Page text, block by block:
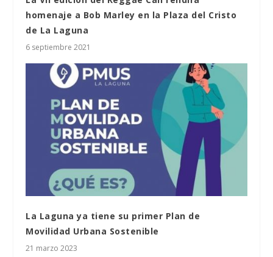
homenaje a Bob Marley en la Plaza del Cristo
de La Laguna
6 septiembre 2021
La Laguna ya tiene su primer Plan de
Movilidad Urbana Sostenible
21 marzo 2023